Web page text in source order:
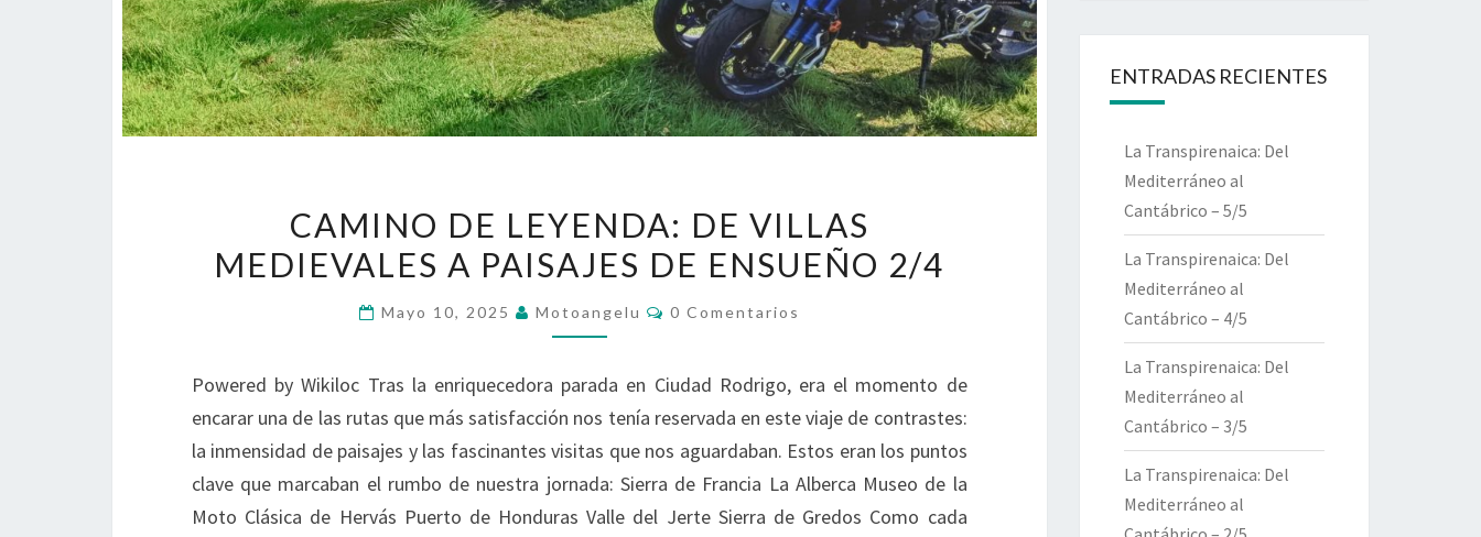
DE
LEYENDA:
VILLAS
A
PAISAJES
DE
ENSUEÑO
2/4
CAMINO DE LEYENDA: DE VILLAS
MEDIEVALES A PAISAJES DE ENSUEÑO 2/4
Mayo 10, 2025 Motoangelu Comentarios
0 Comentarios
Powered by Wikiloc Tras la enriquecedora parada en Ciudad Rodrigo, era el momento de
encarar una de las rutas que más satisfacción nos tenía reservada en este viaje de contrastes:
la inmensidad de paisajes y las fascinantes visitas que nos aguardaban. Estos eran los puntos
clave que marcaban el rumbo de nuestra jornada: Sierra de Francia La Alberca Museo de la
Moto Clásica de Hervás Puerto de Honduras Valle del Jerte Sierra de Gredos Como cada
ENTRADAS RECIENTES
La Transpirenaica: Del
Mediterráneo al
Cantábrico – 5/5
La Transpirenaica: Del
Mediterráneo al
Cantábrico – 4/5
La Transpirenaica: Del
Mediterráneo al
Cantábrico – 3/5
La Transpirenaica: Del
Mediterráneo al